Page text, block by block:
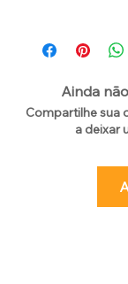
Ainda
Compartilhe sua
a deixar